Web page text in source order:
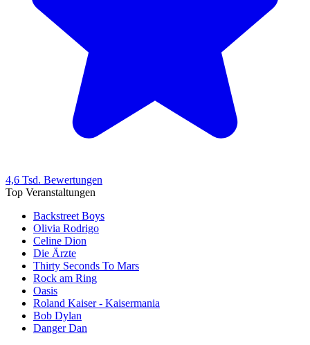
4,6 Tsd. Bewertungen
Top Veranstaltungen
Backstreet Boys
Olivia Rodrigo
Celine Dion
Die Ärzte
Thirty Seconds To Mars
Rock am Ring
Oasis
Roland Kaiser - Kaisermania
Bob Dylan
Danger Dan